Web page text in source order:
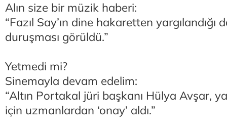
Alın size bir müzik haberi:
“Fazıl Say’ın dine hakaretten yargılandığı
duruşması görüldü.”
Yetmedi mi?
Sinemayla devam edelim:
“Altın Portakal jüri başkanı Hülya Avşar,
için uzmanlardan ‘onay’ aldı.”